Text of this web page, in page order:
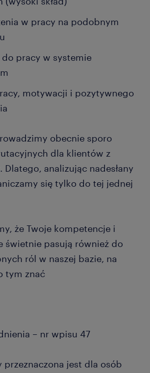
w pracy na podobnym
pracy w systemie
motywacji i pozytywnego
obecnie sporo
dla klientów z
Dlatego, analizując nadesłany
się tylko do tej jednej
że Twoje kompetencje i
świetnie pasują również do
ról w naszej bazie, na
tym znać
– nr wpisu 47
przeznaczona jest dla osób